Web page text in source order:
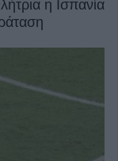
η Ισπανία